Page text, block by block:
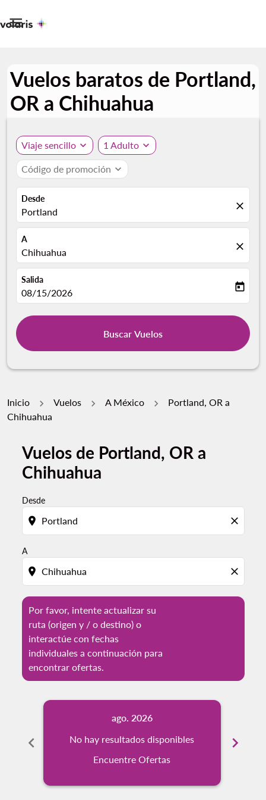

Vuelos baratos de Portland,
OR a Chihuahua
Viaje sencillo expand_more 1 Adulto expand_more
Código de promoción expand_more
Desde
Portland close
A
Chihuahua close
Salida
fc-booking-departure-date-aria-label
08/15/2026 today
Buscar Vuelos
Inicio Vuelos A México
Portland, OR a
Chihuahua
Vuelos de Portland, OR a
Chihuahua
Desde
location_on close
A
location_on close
Por favor, intente actualizar su
ruta (origen y / o destino) o
interactúe con fechas
individuales a continuación para
encontrar ofertas.
Por favor, intente actualizar su ruta (origen y / o
chevron_left
ago. 2026
No hay resultados disponibles
Encuentre Ofertas
chevron_right